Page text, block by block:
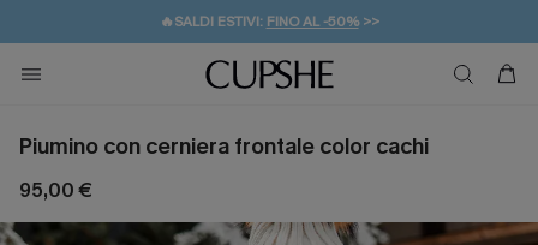
🔥SALDI ESTIVI: FINO AL -50%>>
🚚SPEDIZIONE GRATUITA DA 49€
💌REGALO PER I NUOVI: 20% DI SCONTO*
Piumino con cerniera frontale color cachi
95,00 €